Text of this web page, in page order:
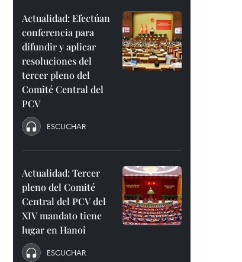
Actualidad: Efectúan
conferencia para
difundir y aplicar
resoluciones del
tercer pleno del
Comité Central del
PCV
ESCUCHAR
Actualidad: Tercer
pleno del Comité
Central del PCV del
XIV mandato tiene
lugar en Hanoi
ESCUCHAR